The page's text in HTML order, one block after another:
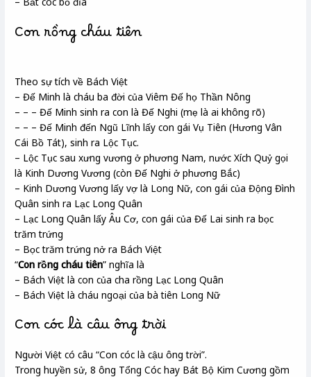
Con rồng cháu tiên
Theo sự tích về Bách Việt
– Đế Minh là cháu ba đời của Viêm Đế họ Thần Nông
– – – Đế Minh sinh ra con là Đế Nghi (mẹ là ai không rõ)
– – – Đế Minh đến Ngũ Lĩnh lấy con gái Vụ Tiên (Hương Vân
Cái Bồ Tát), sinh ra Lộc Tục.
– Lộc Tục sau xưng vương ở phương Nam, nước Xích Quỷ gọi
là Kinh Dương Vương (còn Đế Nghi ở phương Bắc)
– Kinh Dương Vương lấy vợ là Long Nữ, con gái của Động Đình
Quân sinh ra Lạc Long Quân
– Lạc Long Quân lấy Âu Cơ, con gái của Đế Lai sinh ra bọc
trăm trứng
– Bọc trăm trứng nở ra Bách Việt
“Con rồng cháu tiên” nghĩa là
– Bách Việt là con của cha rồng Lạc Long Quân
– Bách Việt là cháu ngoại của bà tiên Long Nữ
Con cóc là câu ông trời
Người Việt có câu “Con cóc là cậu ông trời”.
Trong huyền sử, 8 ông Tổng Cóc hay Bát Bộ Kim Cương gồm